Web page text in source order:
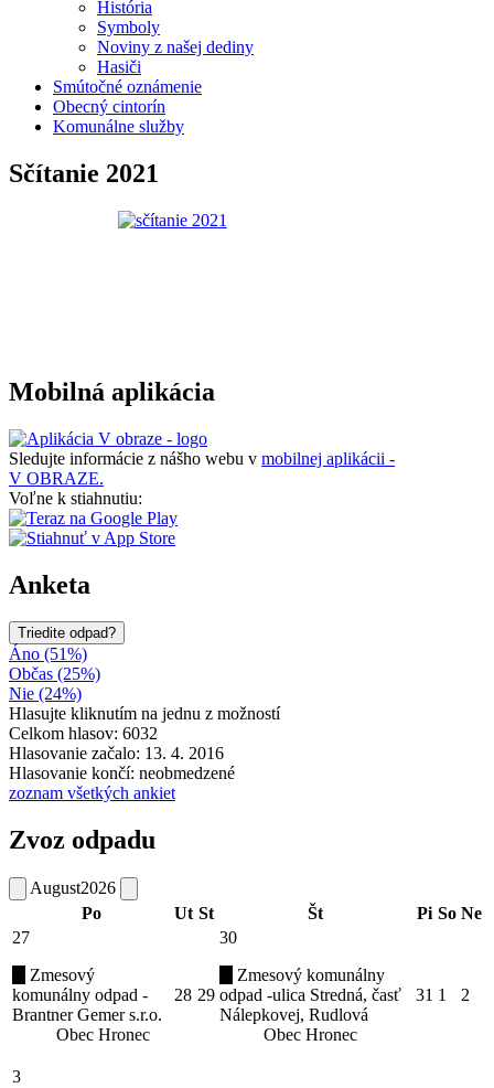
História
Symboly
Noviny z našej dediny
Hasiči
Smútočné oznámenie
Obecný cintorín
Komunálne služby
Sčítanie 2021
Mobilná aplikácia
Sledujte informácie z nášho webu v mobilnej aplikácii -
V OBRAZE.
Voľne k stiahnutiu:
Anketa
Triedite odpad?
Áno (51%)
Občas (25%)
Nie (24%)
Hlasujte kliknutím na jednu z možností
Celkom hlasov: 6032
Hlasovanie začalo: 13. 4. 2016
Hlasovanie končí: neobmedzené
zoznam všetkých ankiet
Zvoz odpadu
August2026
Po
Ut St Št Pi So Ne
27
Zmesový
komunálny odpad -
Brantner Gemer s.r.o.
Obec Hronec
28 29
30
Zmesový komunálny
odpad -ulica Stredná, časť
Nálepkovej, Rudlová
Obec Hronec
31 1 2
3